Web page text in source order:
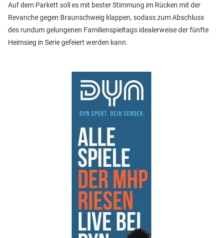
Auf dem Parkett soll es mit bester Stimmung im Rücken mit der
Revanche gegen Braunschweig klappen, sodass zum Abschluss
des rundum gelungenen Familienspieltags idealerweise der fünfte
Heimsieg in Serie gefeiert werden kann.